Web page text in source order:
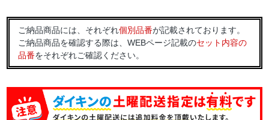
ご納品商品には、それぞれ個別品番が記載されております。
ご納品商品を確認する際は、WEBページ記載のセット内容の
品番をそれぞれご確認ください。